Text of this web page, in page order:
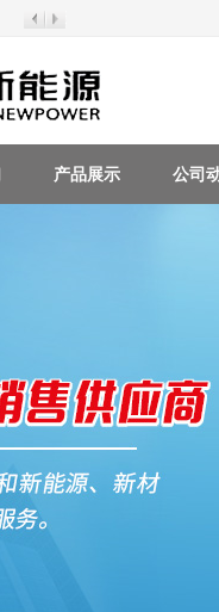
产品展示 公司
百叶窗图片